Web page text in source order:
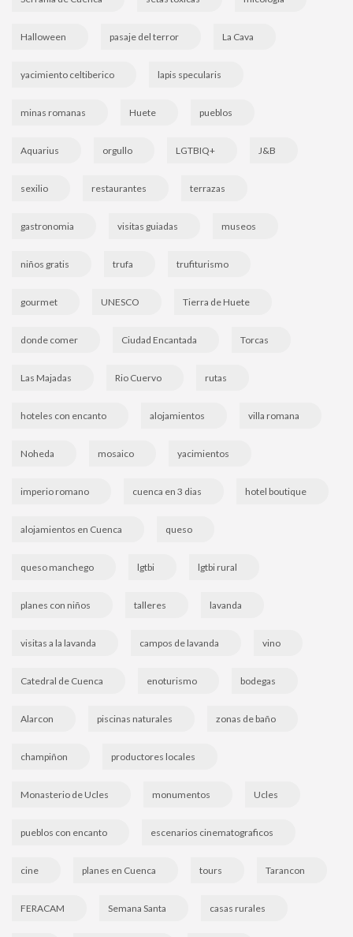
Halloween pasaje del terror La Cava
yacimiento celtiberico lapis specularis
minas romanas Huete pueblos
Aquarius orgullo LGTBIQ+ J&B
sexilio restaurantes terrazas
gastronomia visitas guiadas museos
niños gratis trufa trufiturismo
gourmet UNESCO Tierra de Huete
donde comer Ciudad Encantada Torcas
Las Majadas Rio Cuervo rutas
hoteles con encanto alojamientos villa romana
Noheda mosaico yacimientos
imperio romano cuenca en 3 dias hotel boutique
alojamientos en Cuenca queso
queso manchego lgtbi lgtbi rural
planes con niños talleres lavanda
visitas a la lavanda campos de lavanda vino
Catedral de Cuenca enoturismo bodegas
Alarcon piscinas naturales zonas de baño
champiñon productores locales
Monasterio de Ucles monumentos Ucles
pueblos con encanto escenarios cinematograficos
cine planes en Cuenca tours Tarancon
FERACAM Semana Santa casas rurales